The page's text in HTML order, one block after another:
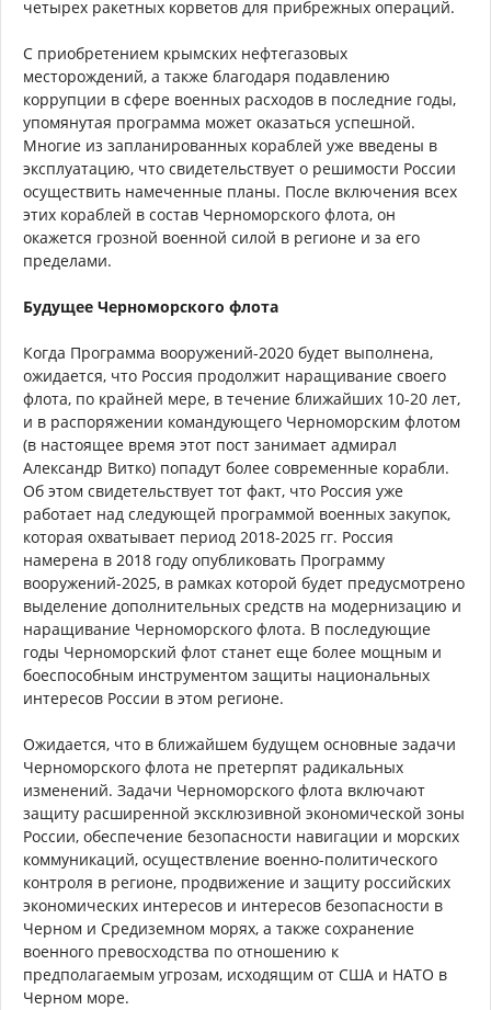
четырех ракетных корветов для прибрежных операций.
С приобретением крымских нефтегазовых
месторождений, а также благодаря подавлению
коррупции в сфере военных расходов в последние годы,
упомянутая программа может оказаться успешной.
Многие из запланированных кораблей уже введены в
эксплуатацию, что свидетельствует о решимости России
осуществить намеченные планы. После включения всех
этих кораблей в состав Черноморского флота, он
окажется грозной военной силой в регионе и за его
пределами.
Будущее Черноморского флота
Когда Программа вооружений-2020 будет выполнена,
ожидается, что Россия продолжит наращивание своего
флота, по крайней мере, в течение ближайших 10-20 лет,
и в распоряжении командующего Черноморским флотом
(в настоящее время этот пост занимает адмирал
Александр Витко) попадут более современные корабли.
Об этом свидетельствует тот факт, что Россия уже
работает над следующей программой военных закупок,
которая охватывает период 2018-2025 гг. Россия
намерена в 2018 году опубликовать Программу
вооружений-2025, в рамках которой будет предусмотрено
выделение дополнительных средств на модернизацию и
наращивание Черноморского флота. В последующие
годы Черноморский флот станет еще более мощным и
боеспособным инструментом защиты национальных
интересов России в этом регионе.
Ожидается, что в ближайшем будущем основные задачи
Черноморского флота не претерпят радикальных
изменений. Задачи Черноморского флота включают
защиту расширенной эксклюзивной экономической зоны
России, обеспечение безопасности навигации и морских
коммуникаций, осуществление военно-политического
контроля в регионе, продвижение и защиту российских
экономических интересов и интересов безопасности в
Черном и Средиземном морях, а также сохранение
военного превосходства по отношению к
предполагаемым угрозам, исходящим от США и НАТО в
Черном море.